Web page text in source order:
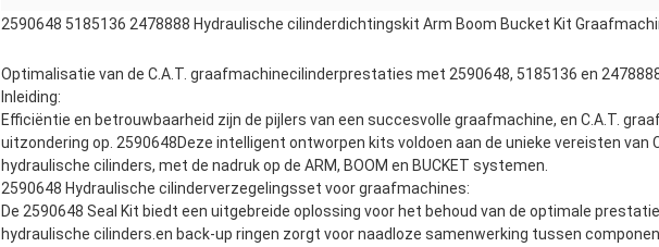
2590648 5185136 2478888 Hydraulische cilinderdichtingskit Arm Boom Bucket Kit
Optimalisatie van de C.A.T. graafmachinecilinderprestaties met 2590648, 5185136 en
Inleiding:
Efficiëntie en betrouwbaarheid zijn de pijlers van een succesvolle graafmachine, en C.A.T.
uitzondering op. 2590648Deze intelligent ontworpen kits voldoen aan de unieke vereisten van
hydraulische cilinders, met de nadruk op de ARM, BOOM en BUCKET systemen.
2590648 Hydraulische cilinderverzegelingsset voor graafmachines:
De 2590648 Seal Kit biedt een uitgebreide oplossing voor het behoud van de optimale
hydraulische cilinders.en back-up ringen zorgt voor naadloze samenwerking tussen